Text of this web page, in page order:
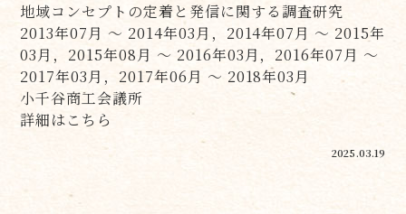
地域コンセプトの定着と発信に関する調査研究
2013年07月 ～ 2014年03月，2014年07月 ～ 2015年
03月，2015年08月 ～ 2016年03月，2016年07月 ～
2017年03月，2017年06月 ～ 2018年03月
小千谷商工会議所
詳細はこちら
2025.03.19